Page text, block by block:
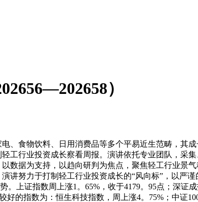
）
食物饮料、日用消费品等多个平易近生范畴，其
工行业投资成长察看周报。演讲依托专业团队，采
数据为支持，以趋向研判为焦点，聚焦轻工行业景
讲努力于打制轻工行业投资成长的“风向标”，以严
上证指数周上涨1。65%，收于4179。95点；深证
的指数为：恒生科技指数，周上涨4。75%；中证